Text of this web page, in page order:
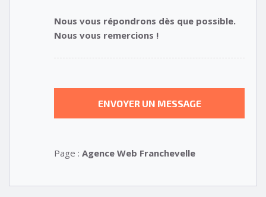
Nous vous répondrons dès que possible.
Nous vous remercions !
Page : Agence Web Franchevelle